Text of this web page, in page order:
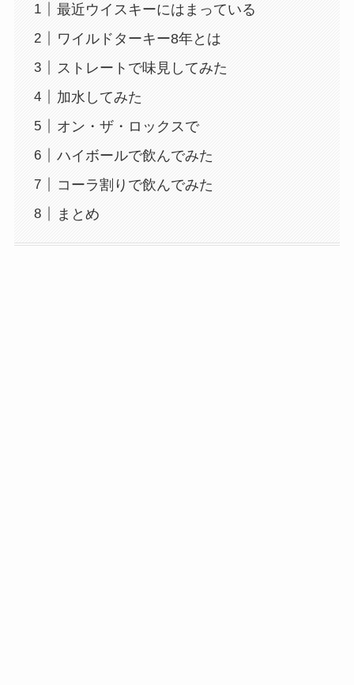
最近ウイスキーにはまっている
ワイルドターキー8年とは
ストレートで味見してみた
加水してみた
オン・ザ・ロックスで
ハイボールで飲んでみた
コーラ割りで飲んでみた
まとめ